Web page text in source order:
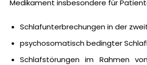
Medikament insbesondere für
Schlafunterbrechungen in der
psychosomatisch bedingter
Schlafstörungen im Rahmen